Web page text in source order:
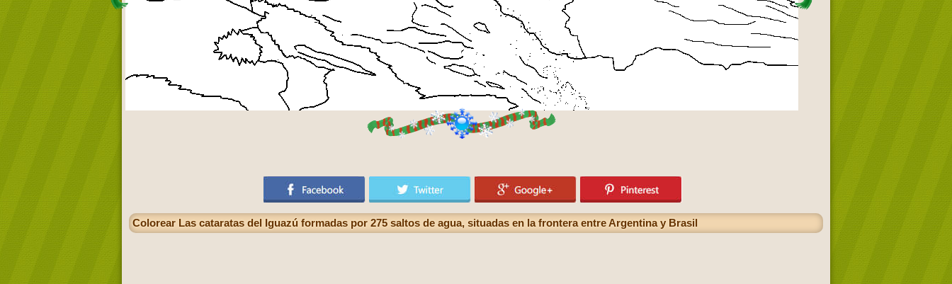
Colorear Las cataratas del Iguazú formadas por 275 saltos de agua, situadas en la frontera entre Argentina y Brasil